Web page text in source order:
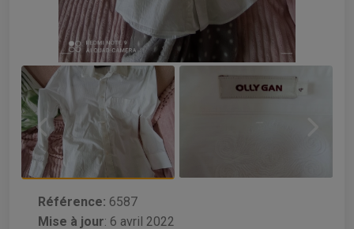
Référence: 6587
Mise à jour: 6 avril 2022